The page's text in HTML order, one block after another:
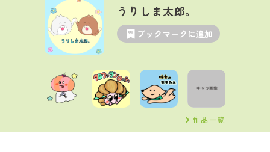
うりしま太郎。
ブックマークに追加
作品一覧